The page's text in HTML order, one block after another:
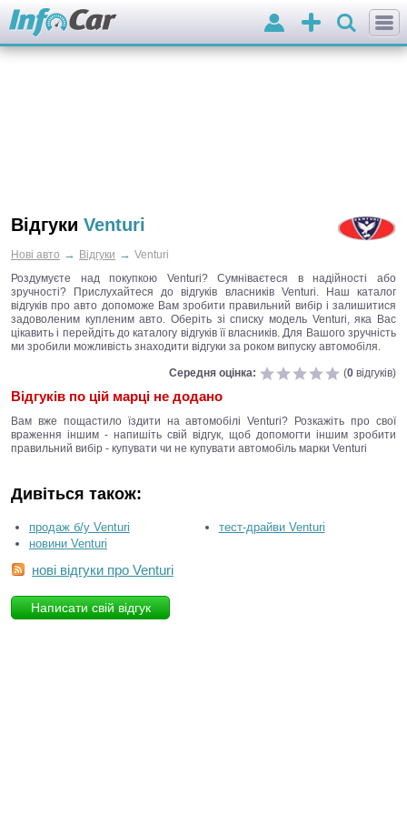
Додати
оголошення
Вхід
Відгуки Venturi
Нові авто → Відгуки → Venturi
Роздумуєте над покупкою Venturi? Сумніваєтеся в надійності або
зручності? Прислухайтеся до відгуків власників Venturi. Наш каталог
відгуків про авто допоможе Вам зробити правильний вибір і залишитися
задоволеним купленим авто. Оберіть зі списку модель Venturi, яка Вас
цікавить і перейдіть до каталогу відгуків її власників. Для Вашого зручність
ми зробили можливість знаходити відгуки за роком випуску автомобіля.
Середня оцінка: (0 відгуків)
Відгуків по цій марці не додано
Вам вже пощастило їздити на автомобілі Venturi? Розкажіть про свої
враження іншим - напишіть свій відгук, щоб допомогти іншим зробити
правильний вибір - купувати чи не купувати автомобіль марки Venturi
Дивіться також:
продаж б/у Venturi
новини Venturi
тест-драйви Venturi
нові відгуки про Venturi
Написати свій відгук